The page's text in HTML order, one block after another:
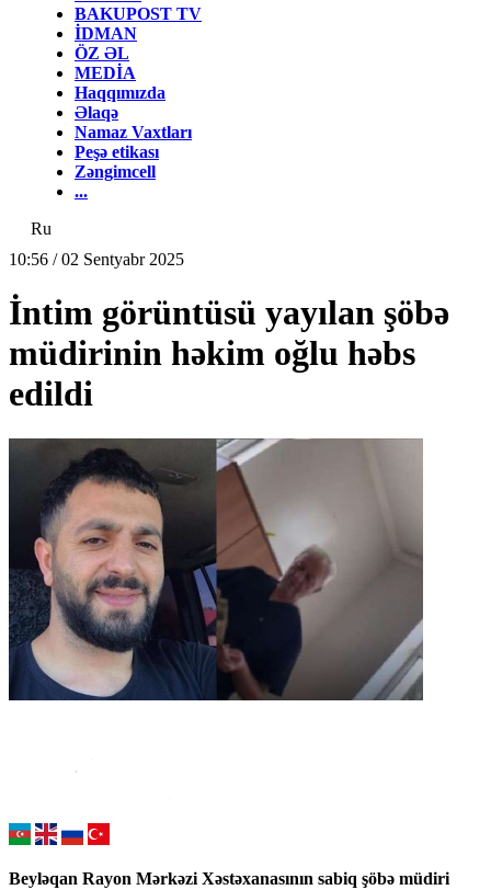
BAKUPOST TV
İDMAN
ÖZ ƏL
MEDİA
Haqqımızda
Əlaqə
Namaz Vaxtları
Peşə etikası
Zəngimcell
...
Ru
10:56 / 02 Sentyabr 2025
İntim görüntüsü yayılan şöbə
müdirinin həkim oğlu həbs
edildi
Beyləqan Rayon Mərkəzi Xəstəxanasının sabiq şöbə müdiri